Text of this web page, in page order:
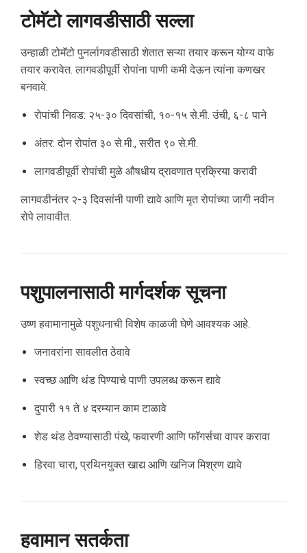
टोमॅटो लागवडीसाठी सल्ला
उन्हाळी टोमॅटो पुनर्लागवडीसाठी शेतात सऱ्या तयार करून योग्य वाफे
तयार करावेत. लागवडीपूर्वी रोपांना पाणी कमी देऊन त्यांना कणखर
बनवावे.
रोपांची निवड: २५-३० दिवसांची, १०-१५ से.मी. उंची, ६-८ पाने
अंतर: दोन रोपांत ३० से.मी., सरीत ९० से.मी.
लागवडीपूर्वी रोपांची मुळे औषधीय द्रावणात प्रक्रिया करावी
लागवडीनंतर २-३ दिवसांनी पाणी द्यावे आणि मृत रोपांच्या जागी नवीन
रोपे लावावीत.
पशुपालनासाठी मार्गदर्शक सूचना
उष्ण हवामानामुळे पशुधनाची विशेष काळजी घेणे आवश्यक आहे.
जनावरांना सावलीत ठेवावे
स्वच्छ आणि थंड पिण्याचे पाणी उपलब्ध करून द्यावे
दुपारी ११ ते ४ दरम्यान काम टाळावे
शेड थंड ठेवण्यासाठी पंखे, फवारणी आणि फॉगर्सचा वापर करावा
हिरवा चारा, प्रथिनयुक्त खाद्य आणि खनिज मिश्रण द्यावे
हवामान सतर्कता